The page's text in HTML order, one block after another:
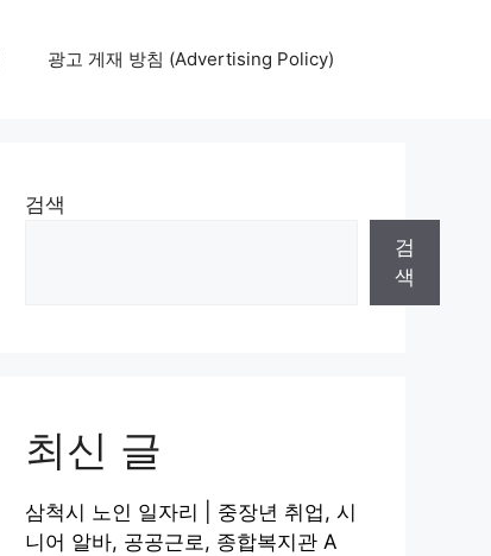
광고 게재 방침 (Advertising Policy)
검색
검
색
최신 글
삼척시 노인 일자리 | 중장년 취업, 시
니어 알바, 공공근로, 종합복지관 A